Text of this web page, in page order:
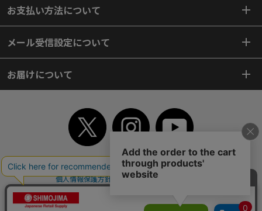
お支払い方法について
メール受信設定について
お届けについて
TOP 初めてご利用のお客様へ ご利用案内
ご利用規約
個人情報保護方針
特定商取引法
よくあるご質問
サイトマップ
WEBカタログ 英語版TOP